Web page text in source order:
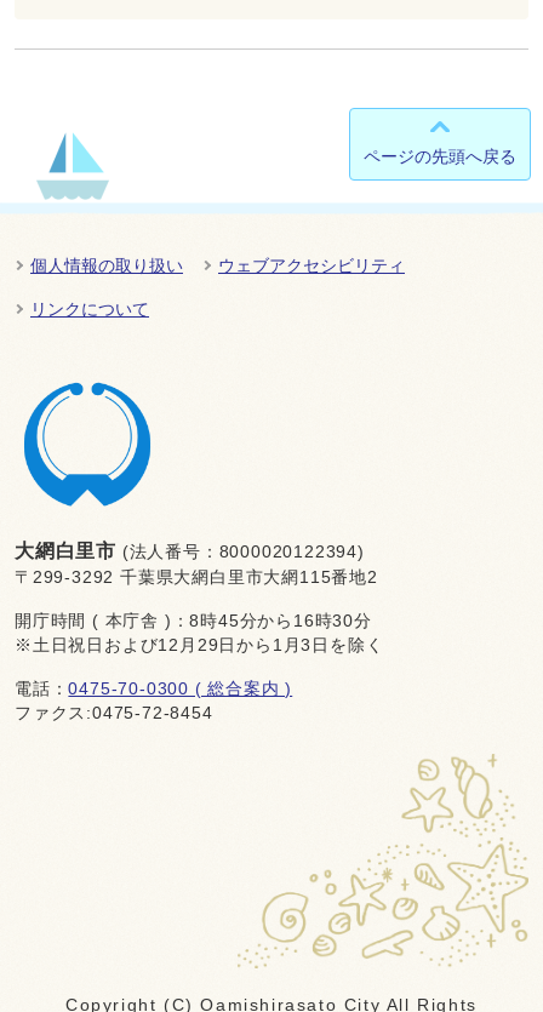
ページの先頭へ戻る
個人情報の取り扱い ウェブアクセシビリティ
リンクについて
大網白里市 (法人番号：8000020122394)
〒299-3292 千葉県大網白里市大網115番地2
開庁時間 ( 本庁舎 )：8時45分から16時30分
※土日祝日および12月29日から1月3日を除く
電話：0475-70-0300 ( 総合案内 )
ファクス:0475-72-8454
Copyright (C) Oamishirasato City All Rights